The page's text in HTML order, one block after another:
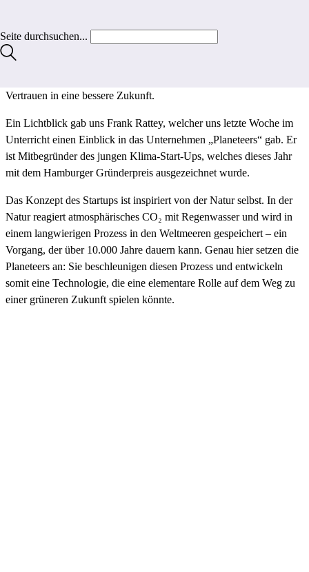
Seite durchsuchen...
und beschäftigt viele von uns bereits im jungen Alter. Auch viele
SchülerInnen aus unserem Profil machen sich Sorgen um ihre
Zukunft und um den Planeten. Wegen des erdrückenden Ausblicks
Vertrauen in eine bessere Zukunft.
Ein Lichtblick gab uns Frank Rattey, welcher uns letzte Woche im
Unterricht einen Einblick in das Unternehmen „Planeteers“ gab. Er
ist Mitbegründer des jungen Klima-Start-Ups, welches dieses Jahr
mit dem Hamburger Gründerpreis ausgezeichnet wurde.
Das Konzept des Startups ist inspiriert von der Natur selbst. In der
Natur reagiert atmosphärisches CO₂ mit Regenwasser und wird in
einem langwierigen Prozess in den Weltmeeren gespeichert – ein
Vorgang, der über 10.000 Jahre dauern kann. Genau hier setzen die
Planeteers an: Sie beschleunigen diesen Prozess und entwickeln
somit eine Technologie, die eine elementare Rolle auf dem Weg zu
einer grüneren Zukunft spielen könnte.